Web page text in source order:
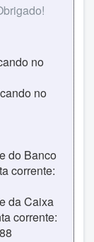
no
no
do Banco
corrente:
da Caixa
corrente: